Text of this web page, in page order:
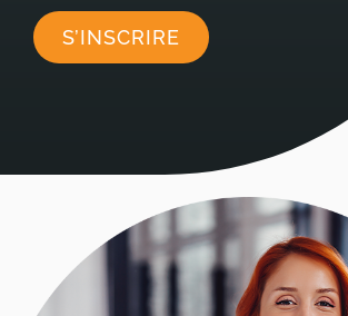
S’INSCRIRE